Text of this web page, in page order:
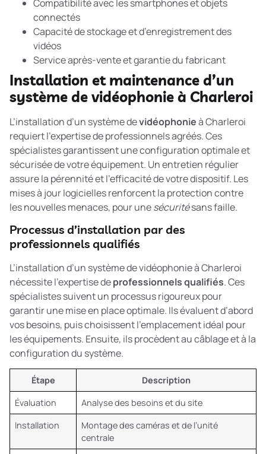
Compatibilité avec les smartphones et objets
connectés
Capacité de stockage et d’enregistrement des
vidéos
Service après-vente et garantie du fabricant
Installation et maintenance d’un
système de vidéophonie à Charleroi
L’installation d’un système devidéophonieà Charleroi
requiert l’expertise de professionnels agréés. Ces
spécialistes garantissent une configuration optimale et
sécurisée de votre équipement. Un entretien régulier
assure la pérennité et l’efficacité de votre dispositif. Les
mises à jour logicielles renforcent la protection contre
les nouvelles menaces, pour unesécuritésans faille.
Processus d’installation par des
professionnels qualifiés
L’installation d’un système de vidéophonie à Charleroi
nécessite l’expertise deprofessionnels qualifiés. Ces
spécialistes suivent un processus rigoureux pour
garantir une mise en place optimale. Ils évaluent d’abord
vos besoins, puis choisissent l’emplacement idéal pour
les équipements. Ensuite, ils procèdent au câblage et à la
configuration du système.
Étape
Description
Évaluation
Analyse des besoins et du site
Installation
Montage des caméras et de l’unité
centrale